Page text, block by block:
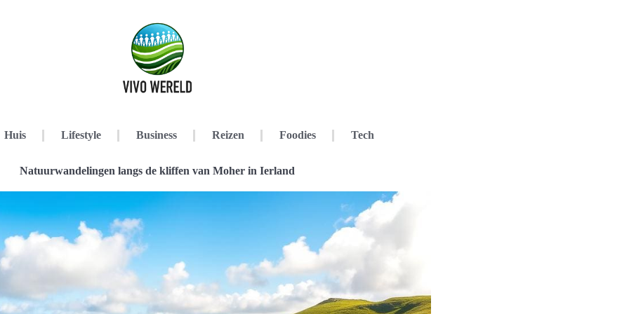
Huis Lifestyle Business Reizen Foodies Tech
Natuurwandelingen langs de kliffen van Moher in Ierland